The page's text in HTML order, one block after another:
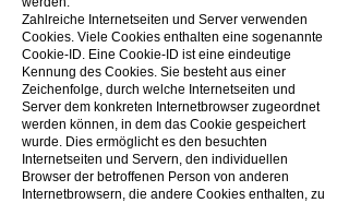
Zahlreiche Internetseiten und Server verwenden
Cookies. Viele Cookies enthalten eine sogenannte
Cookie-ID. Eine Cookie-ID ist eine eindeutige
Kennung des Cookies. Sie besteht aus einer
Zeichenfolge, durch welche Internetseiten und
Server dem konkreten Internetbrowser zugeordnet
werden können, in dem das Cookie gespeichert
wurde. Dies ermöglicht es den besuchten
Internetseiten und Servern, den individuellen
Browser der betroffenen Person von anderen
Internetbrowsern, die andere Cookies enthalten, zu